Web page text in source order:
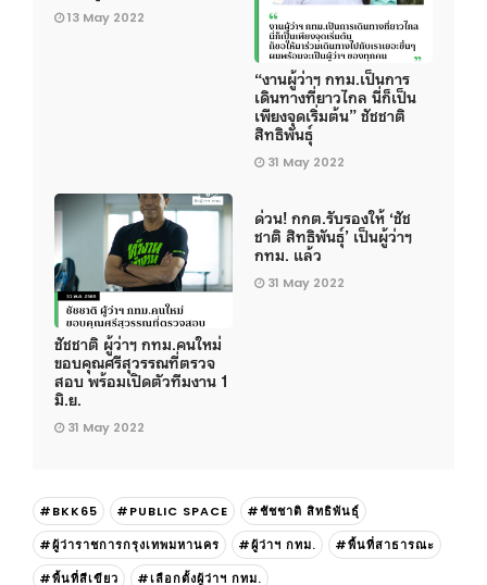
13 May 2022
“งานผู้ว่าฯ กทม.เป็นการ
เดินทางที่ยาวไกล นี่ก็เป็น
เพียงจุดเริ่มต้น” ชัชชาติ
สิทธิพันธุ์
31 May 2022
ชัชชาติ ผู้ว่าฯ กทม.คนใหม่
ขอบคุณศรีสุวรรณที่ตรวจ
สอบ พร้อมเปิดตัวทีมงาน 1
มิ.ย.
31 May 2022
ด่วน! กกต.รับรองให้ ‘ชัช
ชาติ สิทธิพันธุ์’ เป็นผู้ว่าฯ
กทม. แล้ว
31 May 2022
#BKK65 #PUBLIC SPACE
#ชัชชาติ สิทธิพันธุ์
#ผู้ว่าราชการกรุงเทพมหานคร
#ผู้ว่าฯ กทม.
#พื้นที่สาธารณะ
#พื้นที่สีเขียว
#เลือกตั้งผู้ว่าฯ กทม.